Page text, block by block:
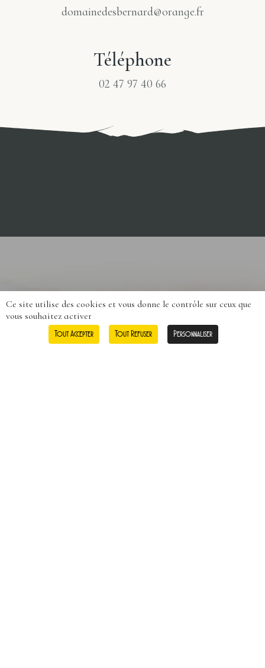
domainedesbernard@orange.fr
Téléphone
02 47 97 40 66
0
Ce site utilise des cookies et vous donne le contrôle sur ceux que
vous souhaitez activer
Tout Accepter Tout Refuser Personnaliser